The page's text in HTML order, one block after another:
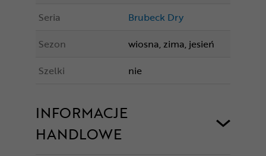
Seria
Brubeck Dry
Sezon
wiosna, zima, jesień
Szelki
nie
INFORMACJE
HANDLOWE